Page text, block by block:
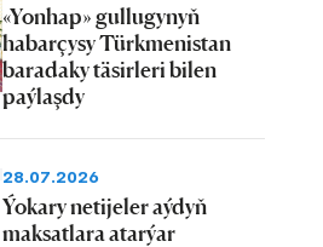
«Yonhap» gullugynyň
habarçysy Türkmenistan
baradaky täsirleri bilen
paýlaşdy
28.07.2026
Ýokary netijeler aýdyň
maksatlara atarýar